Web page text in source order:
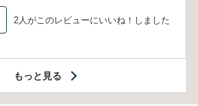
2人がこのレビューにいいね！しました
もっと見る